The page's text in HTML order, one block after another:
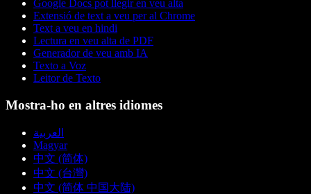
Google Docs pot llegir en veu alta
Extensió de text a veu per al Chrome
Text a veu en hindi
Lectura en veu alta de PDF
Generador de veu amb IA
Texto a Voz
Leitor de Texto
Mostra-ho en altres idiomes
العربية
Magyar
中文 (简体)
中文 (台灣)
中文 (简体 中国大陆)